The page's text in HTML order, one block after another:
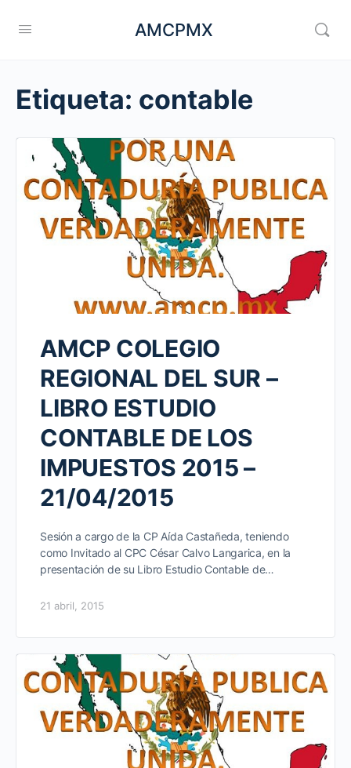
AMCPMX
Etiqueta: contable
AMCP COLEGIO
REGIONAL DEL SUR –
LIBRO ESTUDIO
CONTABLE DE LOS
IMPUESTOS 2015 –
21/04/2015
Sesión a cargo de la CP Aída Castañeda, teniendo
como Invitado al CPC César Calvo Langarica, en la
presentación de su Libro Estudio Contable de…
21 abril, 2015